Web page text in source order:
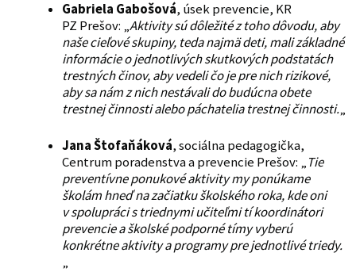
Gabriela Gabošová, úsek prevencie, KR
PZ Prešov: „Aktivity sú dôležité z toho dôvodu, aby
naše cieľové skupiny, teda najmä deti, mali základné
informácie o jednotlivých skutkových podstatách
trestných činov, aby vedeli čo je pre nich rizikové,
aby sa nám z nich nestávali do budúcna obete
trestnej činnosti alebo páchatelia trestnej činnosti.„
Jana Štofaňáková, sociálna pedagogička,
Centrum poradenstva a prevencie Prešov: „Tie
preventívne ponukové aktivity my ponúkame
školám hneď na začiatku školského roka, kde oni
v spolupráci s triednymi učiteľmi tí koordinátori
prevencie a školské podporné tímy vyberú
konkrétne aktivity a programy pre jednotlivé triedy.
„